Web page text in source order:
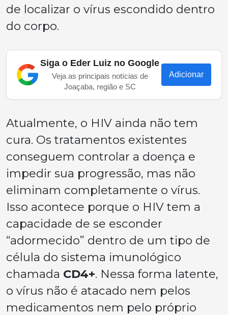
de localizar o vírus escondido dentro
do corpo.
Siga o Eder Luiz no Google
Veja as principais notícias de
Joaçaba, região e SC
Adicionar
Atualmente, o HIV ainda não tem
cura. Os tratamentos existentes
conseguem controlar a doença e
impedir sua progressão, mas não
eliminam completamente o vírus.
Isso acontece porque o HIV tem a
capacidade de se esconder
“adormecido” dentro de um tipo de
célula do sistema imunológico
chamada CD4+. Nessa forma latente,
o vírus não é atacado nem pelos
medicamentos nem pelo próprio